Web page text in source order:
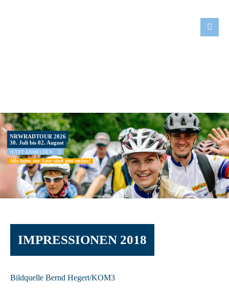
Der Eintrag "offcanvas-col4" existiert leider nicht.
NRWRADTOUR 2026
30. Juli bis 02. August
JETZT ANMELDEN
Alle Infos zur Tour sind jetzt online!
IMPRESSIONEN 2018
Bildquelle Bernd Hegert/KOM3